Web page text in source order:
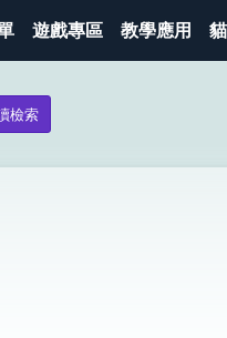
遊戲專區 教學應用
檢索